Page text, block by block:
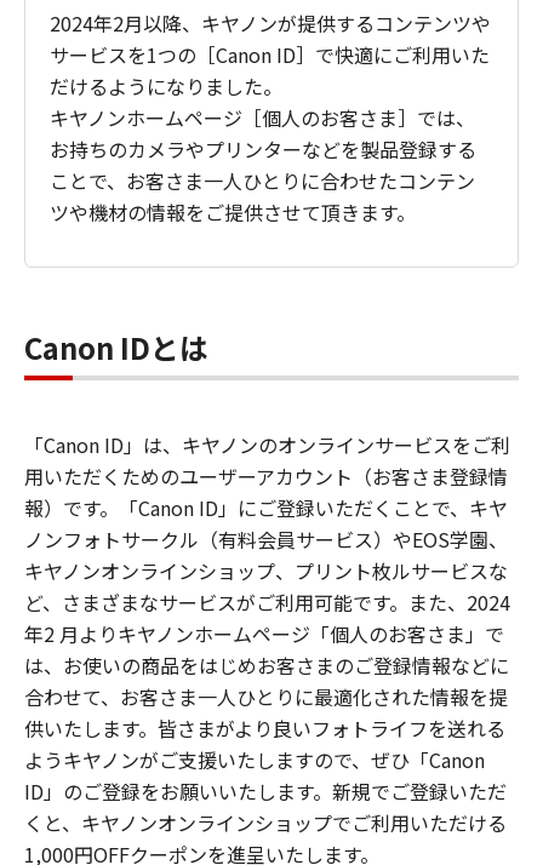
2024年2月以降、キヤノンが提供するコンテンツや
サービスを1つの［Canon ID］で快適にご利用いた
だけるようになりました。
キヤノンホームページ［個人のお客さま］では、
お持ちのカメラやプリンターなどを製品登録する
ことで、お客さま一人ひとりに合わせたコンテン
ツや機材の情報をご提供させて頂きます。
Canon IDとは
「Canon ID」は、キヤノンのオンラインサービスをご利
用いただくためのユーザーアカウント（お客さま登録情
報）です。「Canon ID」にご登録いただくことで、キヤ
ノンフォトサークル（有料会員サービス）やEOS学園、
キヤノンオンラインショップ、プリント枚ルサービスな
ど、さまざまなサービスがご利用可能です。また、2024
年2 月よりキヤノンホームページ「個人のお客さま」で
は、お使いの商品をはじめお客さまのご登録情報などに
合わせて、お客さま一人ひとりに最適化された情報を提
供いたします。皆さまがより良いフォトライフを送れる
ようキヤノンがご支援いたしますので、ぜひ「Canon
ID」のご登録をお願いいたします。新規でご登録いただ
くと、キヤノンオンラインショップでご利用いただける
1,000円OFFクーポンを進呈いたします。